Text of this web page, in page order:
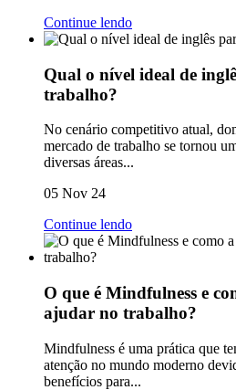
Continue lendo
Qual o nível ideal de
trabalho?
No cenário competitivo atual,
mercado de trabalho se tornou
diversas áreas...
05 Nov 24
Continue lendo
O que é Mindfulness e
ajudar no trabalho?
Mindfulness é uma prática que
atenção no mundo moderno
benefícios para...